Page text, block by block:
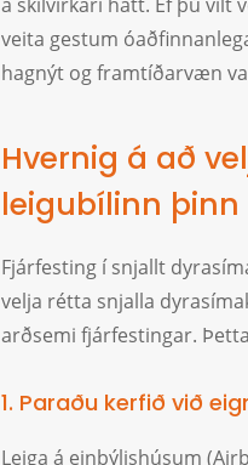
veita gestum
hagnýt og framtíðarvæn
Hvernig á að
leigubílinn þinn
Fjárfesting í snjallt
velja rétta snjalla
arðsemi fjárfestingar.
1. Paraðu kerfið við
Leiga á einbýlishúsum